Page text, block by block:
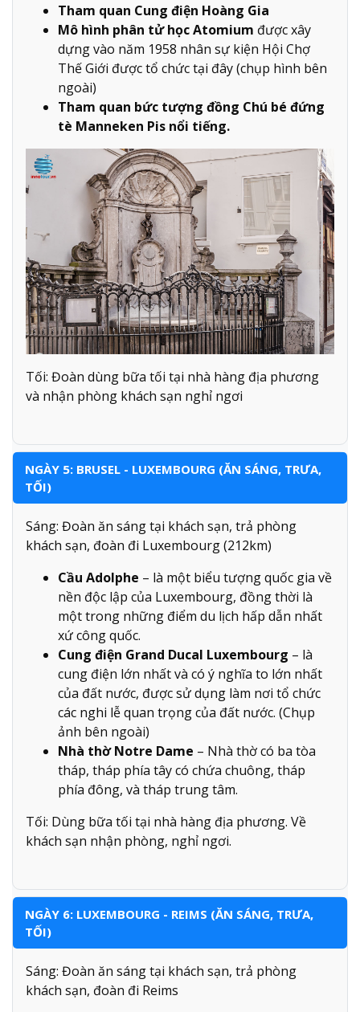
Tham quan Cung điện Hoàng Gia
Mô hình phân tử học Atomium được xây
dựng vào năm 1958 nhân sự kiện Hội Chợ
Thế Giới được tổ chức tại đây (chụp hình bên
ngoài)
Tham quan bức tượng đồng Chú bé đứng
tè Manneken Pis nổi tiếng.
Tối: Đoàn dùng bữa tối tại nhà hàng địa phương
và nhận phòng khách sạn nghỉ ngơi
NGÀY 5: BRUSEL - LUXEMBOURG (ĂN SÁNG, TRƯA,
TỐI)
Sáng: Đoàn ăn sáng tại khách sạn, trả phòng
khách sạn, đoàn đi Luxembourg (212km)
Cầu Adolphe – là một biểu tượng quốc gia về
nền độc lập của Luxembourg, đồng thời là
một trong những điểm du lịch hấp dẫn nhất
xứ công quốc.
Cung điện Grand Ducal Luxembourg – là
cung điện lớn nhất và có ý nghĩa to lớn nhất
của đất nước, được sử dụng làm nơi tổ chức
các nghi lễ quan trọng của đất nước. (Chụp
ảnh bên ngoài)
Nhà thờ Notre Dame – Nhà thờ có ba tòa
tháp, tháp phía tây có chứa chuông, tháp
phía đông, và tháp trung tâm.
Tối: Dùng bữa tối tại nhà hàng địa phương. Về
khách sạn nhận phòng, nghỉ ngơi.
NGÀY 6: LUXEMBOURG - REIMS (ĂN SÁNG, TRƯA,
TỐI)
Sáng: Đoàn ăn sáng tại khách sạn, trả phòng
khách sạn, đoàn đi Reims